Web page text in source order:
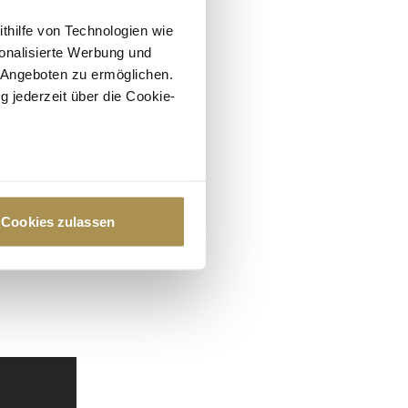
von Technologien wie
Werbung und
zu ermöglichen.
jederzeit über die Cookie-
Präferenzen im
Cookies zulassen